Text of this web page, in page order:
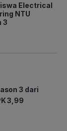
Electrical
NTU
3
3 dari
3,99